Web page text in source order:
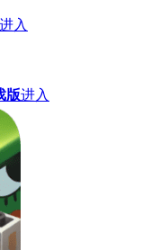
进入
版进入